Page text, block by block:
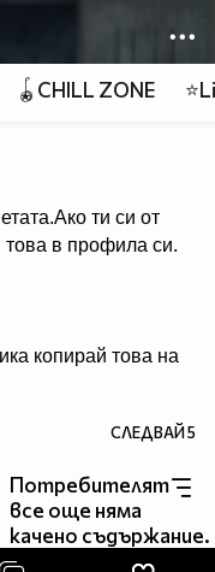
🪀CHILL ZONE
ти си от
това в профила си.
копирай това на
СЛЕДВАЙ5
Потребителят
все още няма
качено съдържание.